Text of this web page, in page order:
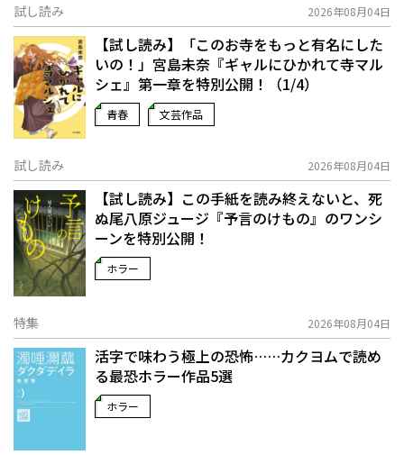
試し読み 2026年08月04日
【試し読み】「このお寺をもっと有名にした
いの！」宮島未奈『ギャルにひかれて寺マル
シェ』第一章を特別公開！（1/4）
青春 文芸作品
試し読み 2026年08月04日
【試し読み】この手紙を読み終えないと、死
ぬ――尾八原ジュージ『予言のけもの』のワンシ
ーンを特別公開！
ホラー
特集 2026年08月04日
活字で味わう極上の恐怖……カクヨムで読め
る最恐ホラー作品5選
ホラー